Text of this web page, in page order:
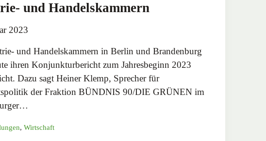
und Handelskammern
2023
und Handelskammern in Berlin und Brandenburg
ihren Konjunkturbericht zum Jahresbeginn 2023
Dazu sagt Heiner Klemp, Sprecher für
der Fraktion BÜNDNIS 90/DIE GRÜNEN im
, Wirtschaft